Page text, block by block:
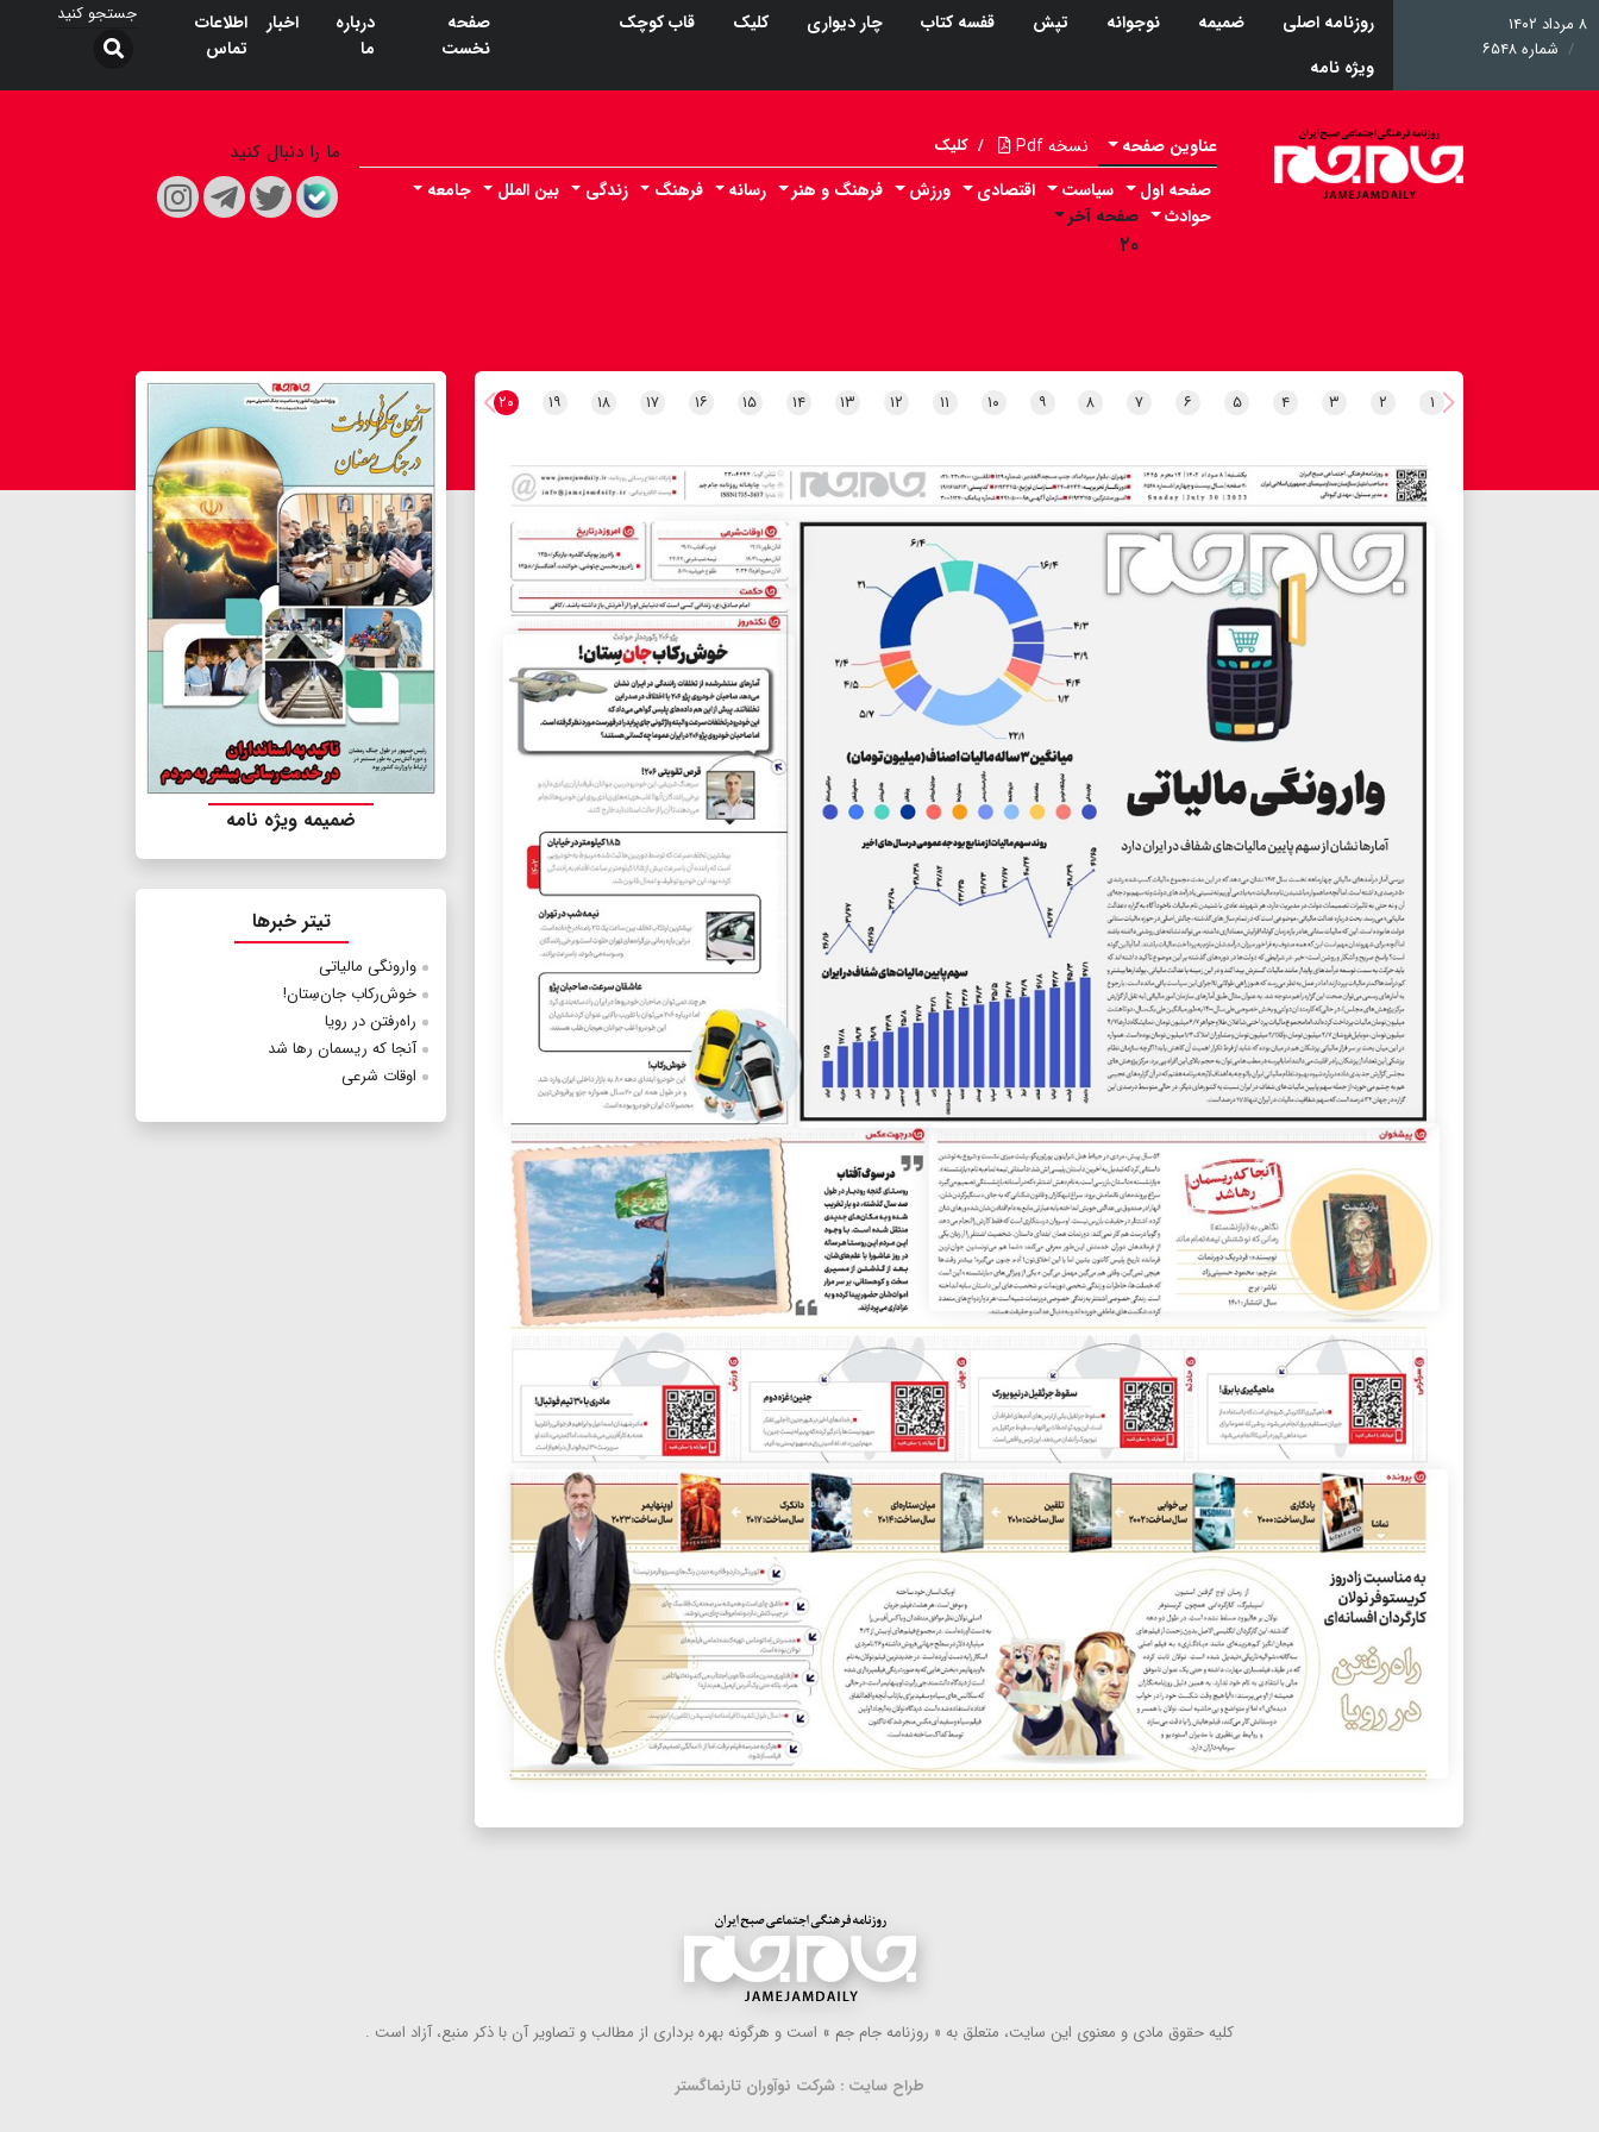
۸ مرداد ۱۴۰۲
شماره ۶۵۴۸
روزنامه اصلی ضمیمه نوجوانه تپش قفسه کتاب چار دیواری کلیک
قاب کوچک
ویژه نامه
صفحه
نخست
درباره
ما
اخبار
اطلاعات
تماس
عناوین صفحه نسخه Pdf / کلیک
صفحه اول سیاست اقتصادی ورزش فرهنگ و هنر رسانه فرهنگ زندگی بین الملل
جامعه
حوادث
صفحه آخر
۲۰
ما را دنبال کنید
۱ ۲ ۳ ۴ ۵ ۶ ۷ ۸ ۹ ۱۰ ۱۱ ۱۲ ۱۳ ۱۴ ۱۵ ۱۶ ۱۷ ۱۸ ۱۹ ۲۰
ضمیمه ویژه نامه
تیتر خبرها
وارونگی مالیاتی
خوش‌رکاب جان‌سِتان!
راه‌رفتن در رویا
آنجا که ریسمان رها شد
اوقات شرعی
كلیه حقوق مادی و معنوی این سایت، متعلق به « روزنامه جام جم » است و هرگونه بهره ‌برداری از مطالب و تصاویر آن با ذكر منبع، آزاد است .
طراح سایت : شرکت نوآوران تارنماگستر